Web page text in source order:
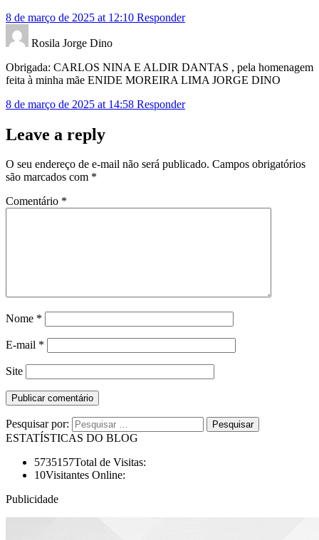
8 de março de 2025 at 12:10 Responder
Rosila Jorge Dino
Obrigada: CARLOS NINA E ALDIR DANTAS , pela homenagem
feita à minha mãe ENIDE MOREIRA LIMA JORGE DINO
8 de março de 2025 at 14:58 Responder
Leave a reply
O seu endereço de e-mail não será publicado. Campos obrigatórios
são marcados com *
Comentário *
Nome *
E-mail *
Site
Pesquisar por:
ESTATÍSTICAS DO BLOG
5735157Total de Visitas:
10Visitantes Online:
Publicidade